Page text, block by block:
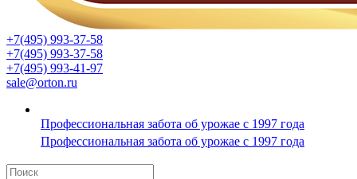
+7(495) 993-37-58
+7(495) 993-37-58
+7(495) 993-41-97
sale@orton.ru
Профессиональная забота об урожае с 1997 года
Профессиональная забота об урожае с 1997 года